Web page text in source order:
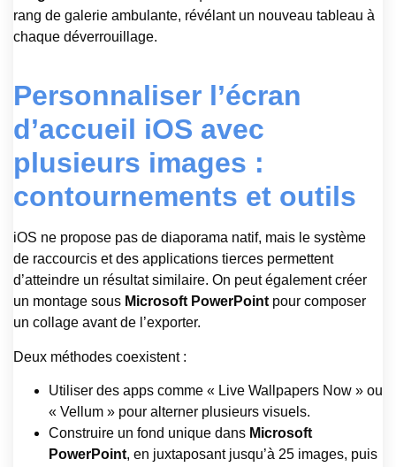
rang de galerie ambulante, révélant un nouveau tableau à
chaque déverrouillage.
Personnaliser l’écran
d’accueil iOS avec
plusieurs images :
contournements et outils
iOS ne propose pas de diaporama natif, mais le système
de raccourcis et des applications tierces permettent
d’atteindre un résultat similaire. On peut également créer
un montage sous Microsoft PowerPointpour composer
un collage avant de l’exporter.
Deux méthodes coexistent :
Utiliser des apps comme « Live Wallpapers Now » ou
« Vellum » pour alterner plusieurs visuels.
Construire un fond unique dans Microsoft
PowerPoint, en juxtaposant jusqu’à 25 images, puis